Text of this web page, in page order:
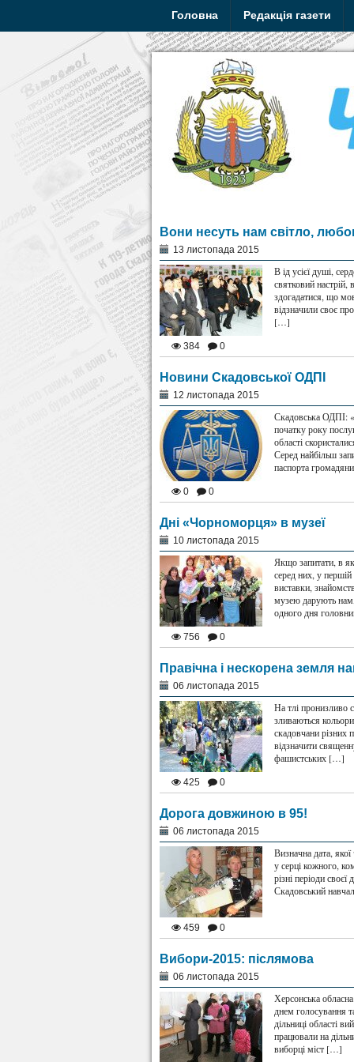
Головна Редакція газети
Вони несуть нам світло,
13 листопада 2015
В ід усієї душі,
святковий настрій,
здогадатися, що
відзначили своє
[…]
384 0
Новини Скадовської ОДПІ
12 листопада 2015
Скадовська ОДПІ:
початку року
області
Серед найбільш
паспорта
0 0
Дні «Чорноморця» в музеї
10 листопада 2015
Якщо запитати, в
серед них, у
виставки,
музею дарують нам,
одного дня
756 0
Правічна і нескорена земля
06 листопада 2015
На тлі пронизливо
зливаються
скадовчани різних
відзначити
фашистських […]
425 0
Дорога довжиною в 95!
06 листопада 2015
Визначна дата,
у серці кожного,
різні періоди
Скадовський
459 0
Вибори-2015: післямова
06 листопада 2015
Херсонська обласна
днем голосування
дільниці області
працювали на
виборці міст […]